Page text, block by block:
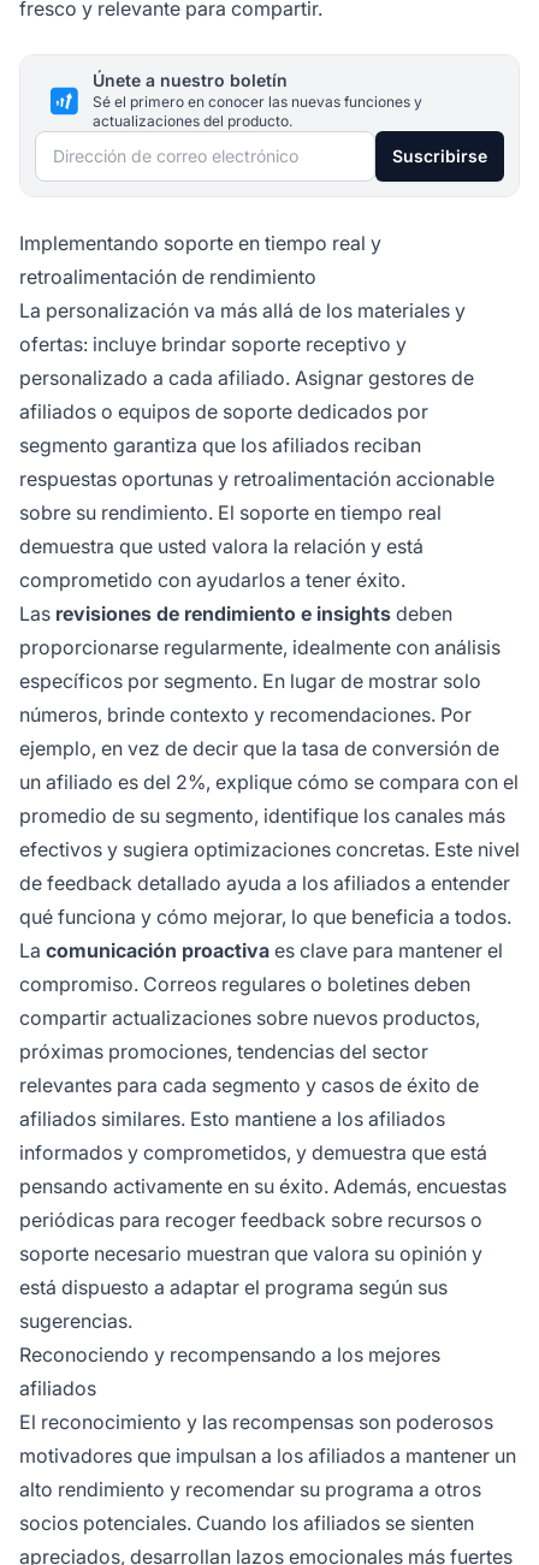
fresco y relevante para compartir.
Únete a nuestro boletín
Sé el primero en conocer las nuevas funciones y
actualizaciones del producto.
Dirección de correo electrónico Suscribirse
Implementando soporte en tiempo real y
retroalimentación de rendimiento
La personalización va más allá de los materiales y
ofertas: incluye brindar soporte receptivo y
personalizado a cada afiliado. Asignar gestores de
afiliados o equipos de soporte dedicados por
segmento garantiza que los afiliados reciban
respuestas oportunas y retroalimentación accionable
sobre su rendimiento. El soporte en tiempo real
demuestra que usted valora la relación y está
comprometido con ayudarlos a tener éxito.
Las revisiones de rendimiento e insights deben
proporcionarse regularmente, idealmente con análisis
específicos por segmento. En lugar de mostrar solo
números, brinde contexto y recomendaciones. Por
ejemplo, en vez de decir que la tasa de conversión de
un afiliado es del 2%, explique cómo se compara con el
promedio de su segmento, identifique los canales más
efectivos y sugiera optimizaciones concretas. Este nivel
de feedback detallado ayuda a los afiliados a entender
qué funciona y cómo mejorar, lo que beneficia a todos.
La comunicación proactiva es clave para mantener el
compromiso. Correos regulares o boletines deben
compartir actualizaciones sobre nuevos productos,
próximas promociones, tendencias del sector
relevantes para cada segmento y casos de éxito de
afiliados similares. Esto mantiene a los afiliados
informados y comprometidos, y demuestra que está
pensando activamente en su éxito. Además, encuestas
periódicas para recoger feedback sobre recursos o
soporte necesario muestran que valora su opinión y
está dispuesto a adaptar el programa según sus
sugerencias.
Reconociendo y recompensando a los mejores
afiliados
El reconocimiento y las recompensas son poderosos
motivadores que impulsan a los afiliados a mantener un
alto rendimiento y recomendar su programa a otros
socios potenciales. Cuando los afiliados se sienten
apreciados, desarrollan lazos emocionales más fuertes